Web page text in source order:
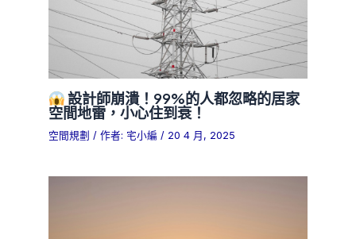
設計師崩潰！99%的人都忽略的居家
空間地雷，小心住到衰！
空間規劃 / 作者: 宅小編/ 20 4 月, 2025